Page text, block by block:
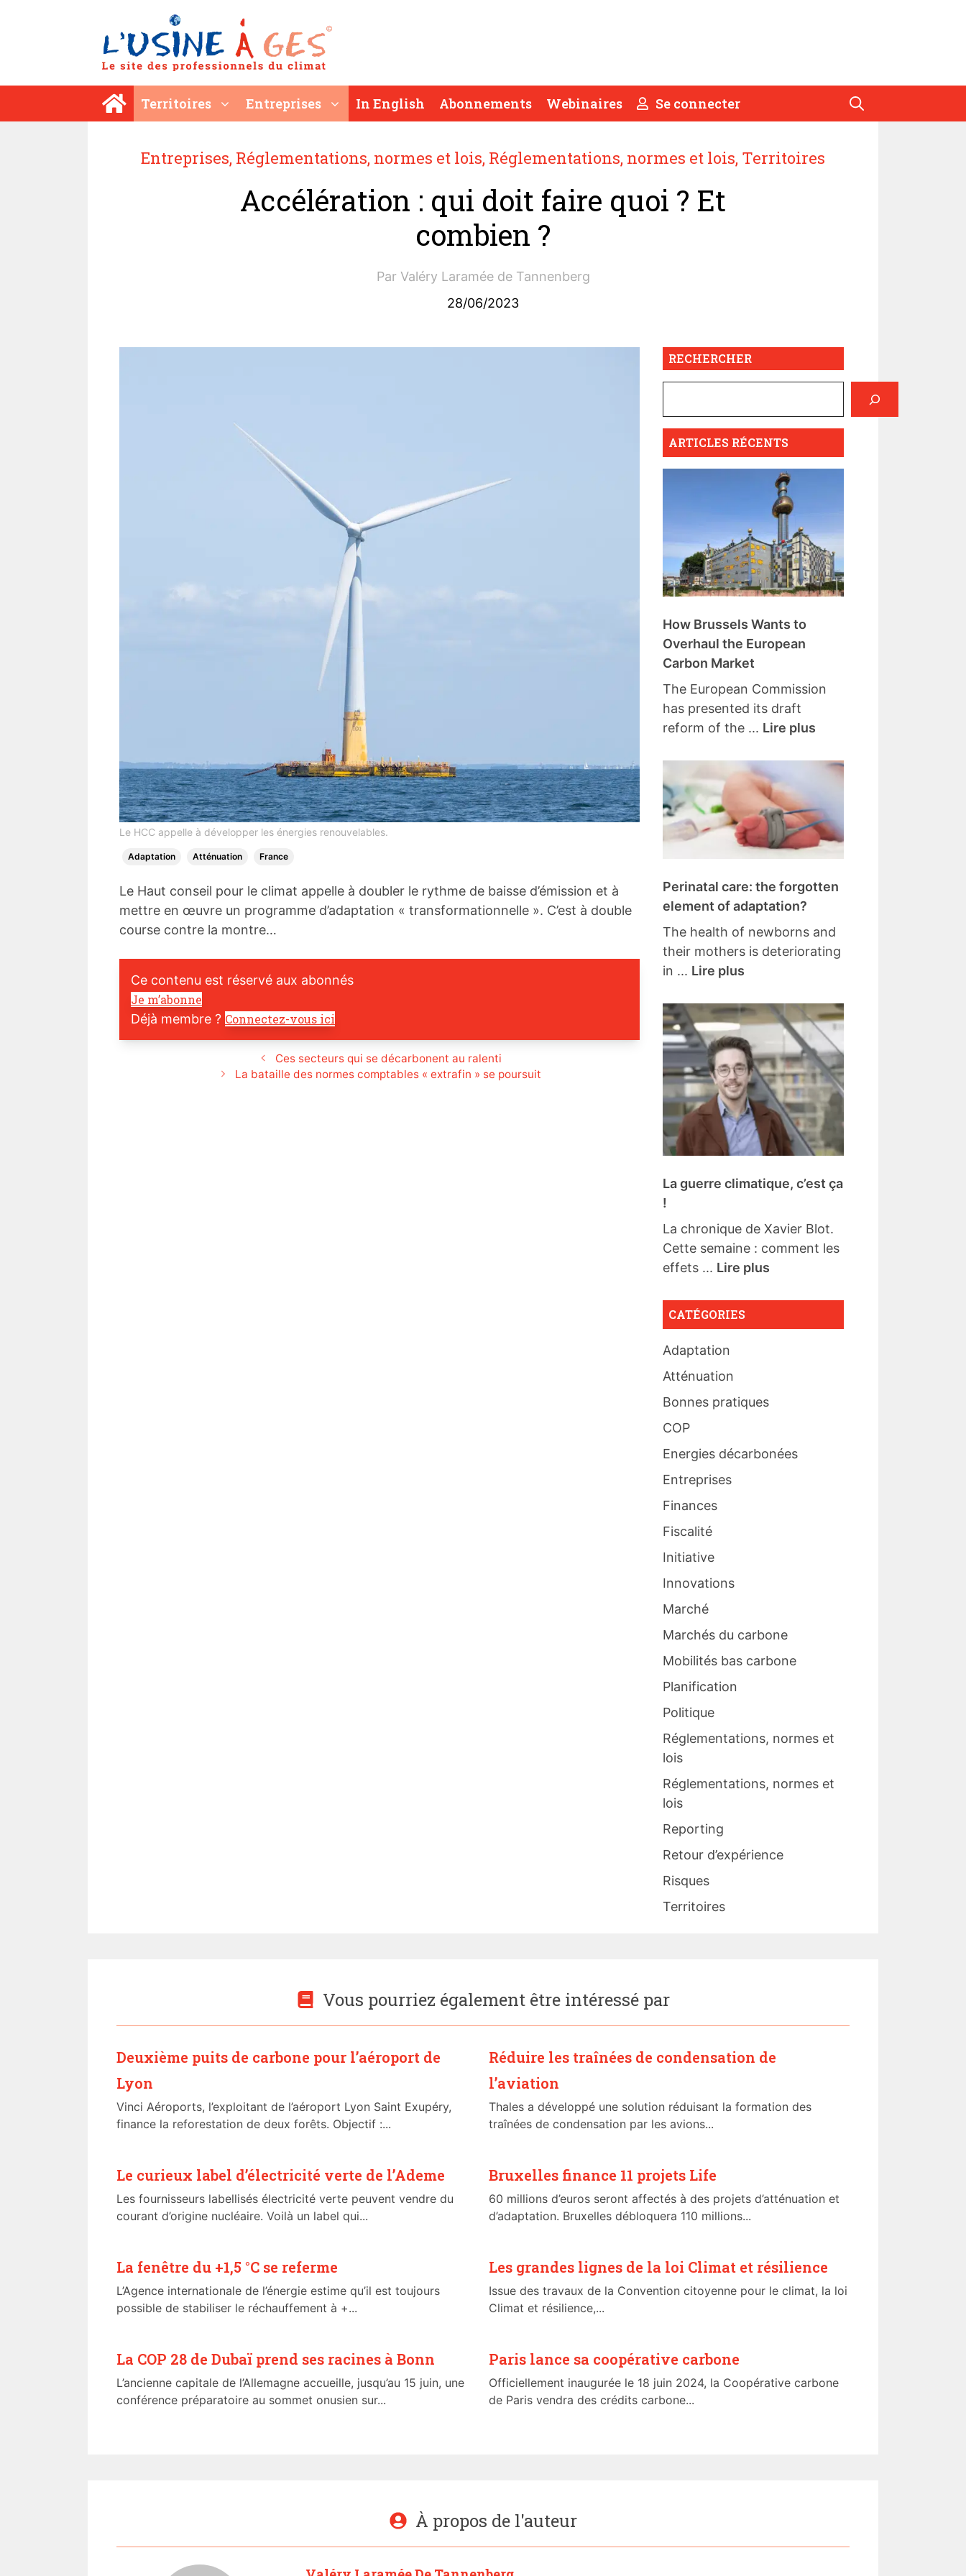
Territoires Entreprises In English Abonnements Webinaires Se connecter
Entreprises, Réglementations, normes et lois, Réglementations, normes et lois, Territoires
Accélération : qui doit faire quoi ? Et
combien ?
Par Valéry Laramée de Tannenberg
28/06/2023
Le HCC appelle à développer les énergies renouvelables.
Adaptation Atténuation France
Le Haut conseil pour le climat appelle à doubler le rythme de baisse d’émission et à
mettre en œuvre un programme d’adaptation « transformationnelle ». C’est à double
course contre la montre…
Ce contenu est réservé aux abonnés
Je m’abonne
Déjà membre ? Connectez-vous ici
Ces secteurs qui se décarbonent au ralenti
La bataille des normes comptables « extrafin » se poursuit
RECHERCHER
ARTICLES RÉCENTS
How Brussels Wants to
Overhaul the European
Carbon Market
The European Commission
has presented its draft
reform of the ... Lire plus
Perinatal care: the forgotten
element of adaptation?
The health of newborns and
their mothers is deteriorating
in ... Lire plus
La guerre climatique, c’est ça
!
La chronique de Xavier Blot.
Cette semaine : comment les
effets ... Lire plus
CATÉGORIES
Adaptation
Atténuation
Bonnes pratiques
COP
Energies décarbonées
Entreprises
Finances
Fiscalité
Initiative
Innovations
Marché
Marchés du carbone
Mobilités bas carbone
Planification
Politique
Réglementations, normes et
lois
Réglementations, normes et
lois
Reporting
Retour d’expérience
Risques
Territoires
Vous pourriez également être intéressé par
Deuxième puits de carbone pour l’aéroport de
Lyon
Vinci Aéroports, l’exploitant de l’aéroport Lyon Saint Exupéry,
finance la reforestation de deux forêts. Objectif :...
Réduire les traînées de condensation de
l’aviation
Thales a développé une solution réduisant la formation des
traînées de condensation par les avions...
Le curieux label d’électricité verte de l’Ademe
Les fournisseurs labellisés électricité verte peuvent vendre du
courant d’origine nucléaire. Voilà un label qui...
Bruxelles finance 11 projets Life
60 millions d’euros seront affectés à des projets d’atténuation et
d’adaptation. Bruxelles débloquera 110 millions...
La fenêtre du +1,5 °C se referme
L’Agence internationale de l’énergie estime qu’il est toujours
possible de stabiliser le réchauffement à +...
Les grandes lignes de la loi Climat et résilience
Issue des travaux de la Convention citoyenne pour le climat, la loi
Climat et résilience,...
La COP 28 de Dubaï prend ses racines à Bonn
L’ancienne capitale de l’Allemagne accueille, jusqu’au 15 juin, une
conférence préparatoire au sommet onusien sur...
Paris lance sa coopérative carbone
Officiellement inaugurée le 18 juin 2024, la Coopérative carbone
de Paris vendra des crédits carbone...
À propos de l'auteur